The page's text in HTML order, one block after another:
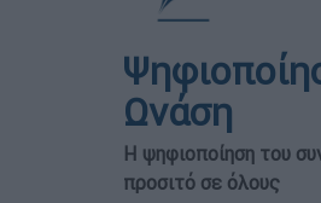
Ωνάση
Η ψηφιοποίηση του
προσιτό σε όλους